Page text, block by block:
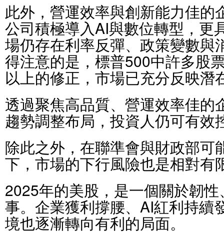
此外，營運效率與創新能力佳的
公司積極導入AI與數位轉型，更
場仍存在利率反彈、政策變數與
得注意的是，標普500中許多股
以上的修正，市場已充分反映潛
透過聚焦高品質、營運效率佳的
趨勢調整布局，投資人仍可有效
除此之外，在聯準會與財政部可
下，市場的下行風險也是相對有
2025年的美股，是一個關於韌
事。企業獲利撐腰、AI紅利持續
境也逐漸轉向有利的局面。